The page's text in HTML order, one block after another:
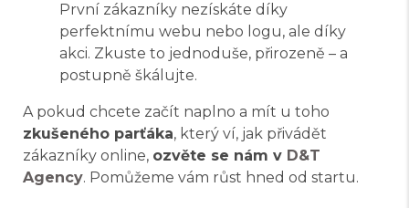
První zákazníky nezískáte díky
perfektnímu webu nebo logu, ale díky
akci. Zkuste to jednoduše, přirozeně – a
postupně škálujte.
A pokud chcete začít naplno a mít u toho
zkušeného parťáka, který ví, jak přivádět
zákazníky online, ozvěte se nám v D&T
Agency. Pomůžeme vám růst hned od startu.